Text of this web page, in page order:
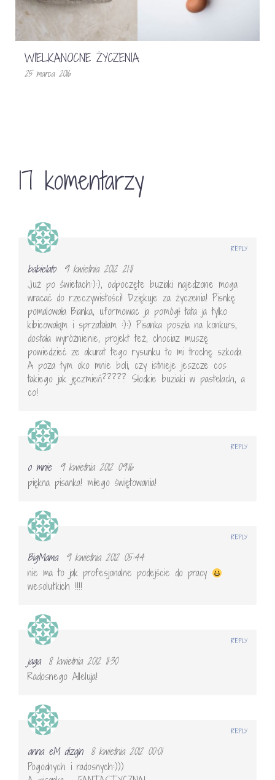
WIELKANOCNE ŻYCZENIA
25 marca 2016
17 komentarzy
babielato
9 kwietnia 2012 21:11
Już po świetach:):), odpoczęte buziaki najedzone moga
wracać do rzeczywistości! Dziękuje za życzenia! Pisnkę
pomalowała Bianka, uformowac ja pomógł tata ja tylko
kibicowałąm i sprzatałam :):) Pisanka poszła na konkurs,
dostała wyróżnienie, projekt też, chociaz muszę
powiedzieć ze akurat tego rysunku to mi trochę szkoda.
A poza tym oko mnie boli, czy istnieje jeszcze cos
takiego jak jęczmień????? Słodkie buziaki w pastelach, a
co!
REPLY
o mnie
9 kwietnia 2012 09:16
piękna pisanka! miłego świętowania!
REPLY
BigMama
9 kwietnia 2012 05:44
nie ma to jak profesjonalne podejście do pracy
wesolutkich !!!!
REPLY
jaga
8 kwietnia 2012 11:30
Radosnego Alleluja!
REPLY
anna eM dizajn
8 kwietnia 2012 00:01
Pogodnych i radosnych:)))
REPLY